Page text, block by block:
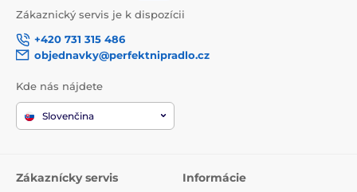
Zákaznický servis je k dispozícii
+420 731 315 486
objednavky@perfektnipradlo.cz
Kde nás nájdete
Slovenčina
Zákaznícky servis Informácie